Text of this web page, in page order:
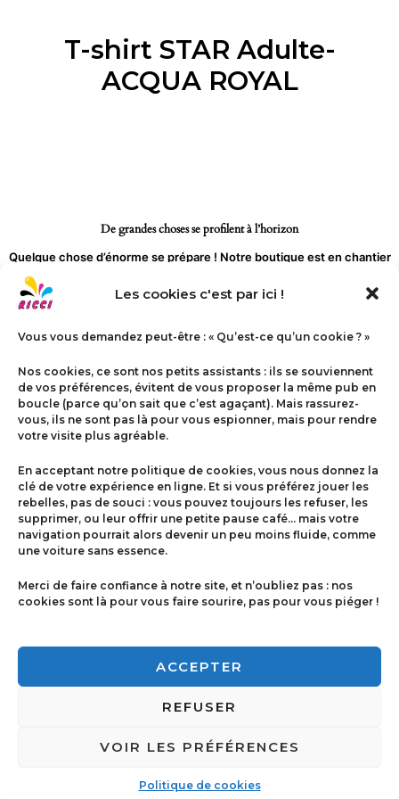
Les cookies c'est par ici !
Vous vous demandez peut-être : « Qu’est-ce qu’un cookie ? »
Nos cookies, ce sont nos petits assistants : ils se souviennent
de vos préférences, évitent de vous proposer la même pub en
boucle (parce qu’on sait que c’est agaçant). Mais rassurez-
vous, ils ne sont pas là pour vous espionner, mais pour rendre
votre visite plus agréable.
En acceptant notre politique de cookies, vous nous donnez la
clé de votre expérience en ligne. Et si vous préférez jouer les
rebelles, pas de souci : vous pouvez toujours les refuser, les
supprimer, ou leur offrir une petite pause café… mais votre
navigation pourrait alors devenir un peu moins fluide, comme
une voiture sans essence.
Merci de faire confiance à notre site, et n’oubliez pas : nos
cookies sont là pour vous faire sourire, pas pour vous piéger !
ACCEPTER
REFUSER
VOIR LES PRÉFÉRENCES
Politique de cookies
T-shirt STAR Adulte-
ACQUA ROYAL
De grandes choses se profilent à l’horizon
Quelque chose d’énorme se prépare ! Notre boutique est en chantier
Contact
Politique de cookies
Copyright © 2026 Imprimerie Ricci | Powered by